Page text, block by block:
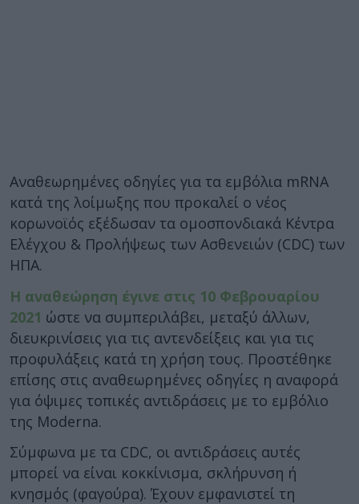
Αναθεωρημένες οδηγίες για τα εμβόλια mRNA
κατά της λοίμωξης που προκαλεί ο νέος
κορωνοϊός εξέδωσαν τα ομοσπονδιακά Κέντρα
Ελέγχου & Προλήψεως των Ασθενειών (CDC) των
ΗΠΑ.
Η αναθεώρηση έγινε στις 10 Φεβρουαρίου
2021 ώστε να συμπεριλάβει, μεταξύ άλλων,
διευκρινίσεις για τις αντενδείξεις και για τις
προφυλάξεις κατά τη χρήση τους. Προστέθηκε
επίσης στις αναθεωρημένες οδηγίες η αναφορά
για όψιμες τοπικές αντιδράσεις με το εμβόλιο
της Moderna.
Σύμφωνα με τα CDC, οι αντιδράσεις αυτές
μπορεί να είναι κοκκίνισμα, σκλήρυνση ή
κνησμός (φαγούρα). Έχουν εμφανιστεί τη